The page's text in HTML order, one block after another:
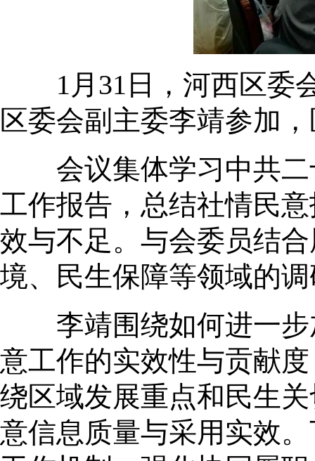
1月31日，河西区委会
区委会副主委李靖参加
会议集体学习中共二
工作报告，总结社情民
效与不足。与会委员结
境、民生保障等领域的
李靖围绕如何进一步
意工作的实效性与贡献
绕区域发展重点和民生
意信息质量与采用实效